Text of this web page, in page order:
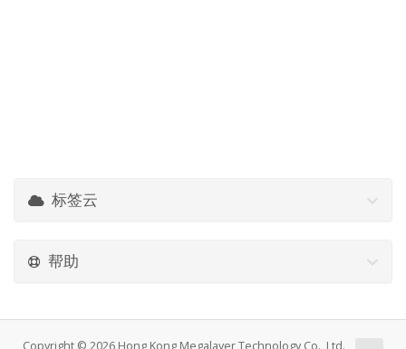
标签云
帮助
Copyright © 2026 Hong Kong Megalayer Technology Co., Ltd.